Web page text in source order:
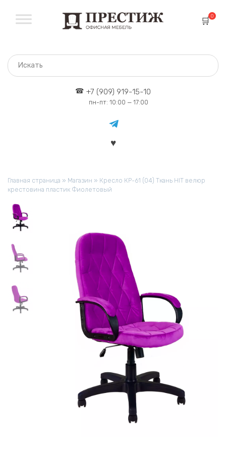
содержанию
0
+7 (909) 919-15-10
пн-пт: 10:00 — 17:00
Главная страница » Магазин » Кресло КР-61 (04) Ткань HIT велюр
крестовина пластик Фиолетовый